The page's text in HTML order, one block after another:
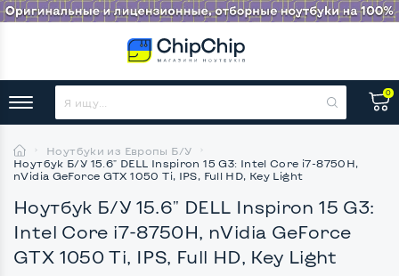
0
Ноутбуки из Европы Б/У
Ноутбук Б/У 15.6" DELL Inspiron 15 G3: Intel Core i7-8750H,
nVidia GeForce GTX 1050 Ti, IPS, Full HD, Key Light
Ноутбук Б/У 15.6" DELL Inspiron 15 G3:
Intel Core i7-8750H, nVidia GeForce
GTX 1050 Ti, IPS, Full HD, Key Light